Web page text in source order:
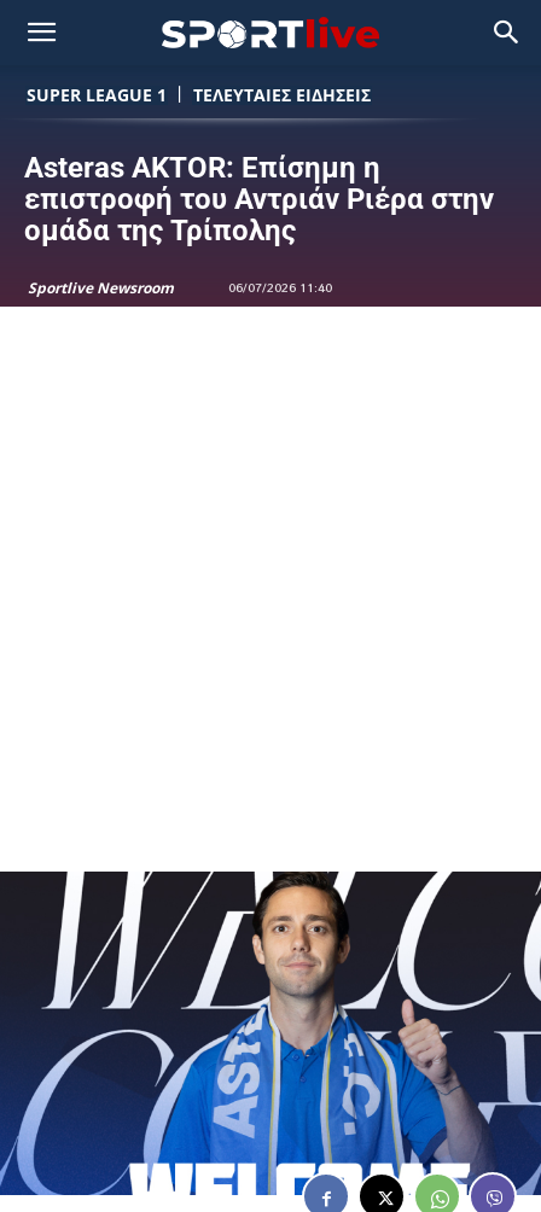
SUPER LEAGUE 1 ΤΕΛΕΥΤΑΙΕΣ ΕΙΔΗΣΕΙΣ
Asteras AKTOR: Επίσημη η
επιστροφή του Αντριάν Ριέρα στην
ομάδα της Τρίπολης
Sportlive Newsroom 06/07/2026 11:40